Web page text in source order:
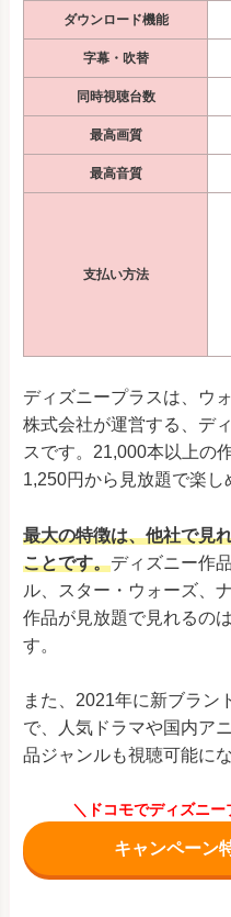
ダウンロード機能
字幕・吹替
同時視聴台数
最高画質
最高音質
支払い方法
ディズニープラスは、ウ
株式会社が運営する、デ
スです。21,000本以上の
1,250円から見放題で楽し
最大の特徴は、他社で見
ことです。ディズニー作
ル、スター・ウォーズ、
作品が見放題で見れるの
す。
また、2021年に新ブラン
で、人気ドラマや国内ア
品ジャンルも視聴可能に
＼ドコモでディズニ
キャンペーン